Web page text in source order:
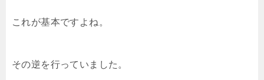
これが基本ですよね。
その逆を行っていました。